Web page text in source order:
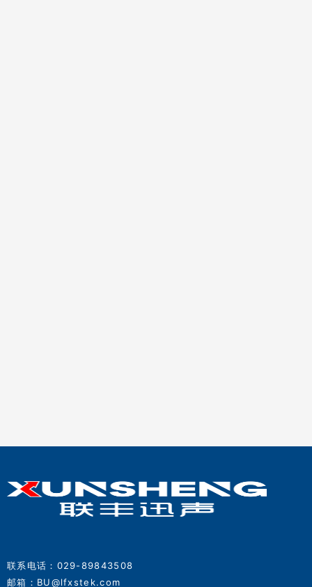
联系电话：029-89843508
邮箱：BU@lfxstek.com